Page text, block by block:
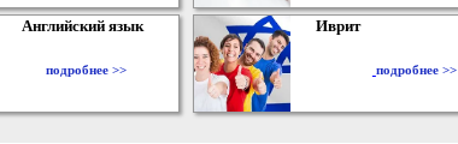
Английский язык
подробнее >>
Иврит
подробнее >>